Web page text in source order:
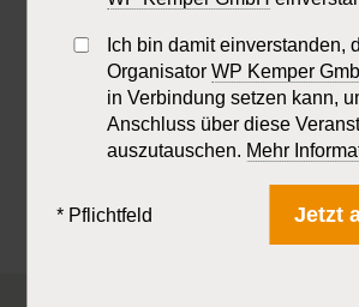
Ich bin damit einverstanden,
OrganisatorWP Kemper
in Verbindung setzen kann,
Anschluss über diese
auszutauschen. Mehr
Jetzt
* Pflichtfeld